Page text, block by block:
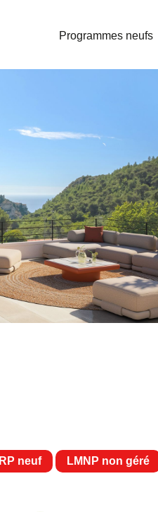
Programmes neufs
Télécharger la brochure
RP neuf LMNP non géré